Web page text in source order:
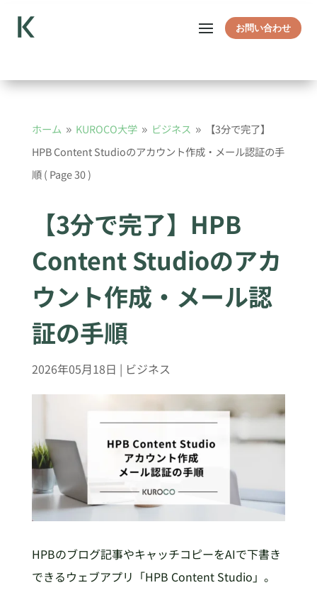
お問い合わせ
ホーム 9 KUROCO大学 9 ビジネス 9
【3分で完了】
HPB Content Studioのアカウント作成・メール認証の手
順( Page 30 )
【3分で完了】HPB
Content Studioのアカ
ウント作成・メール認
証の手順
2026年05月18日 | ビジネス
HPBのブログ記事やキャッチコピーをAIで下書き
できるウェブアプリ「HPB Content Studio」。